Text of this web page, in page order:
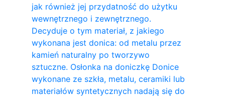
jak również jej przydatność do użytku
wewnętrznego i zewnętrznego.
Decyduje o tym materiał, z jakiego
wykonana jest donica: od metalu przez
kamień naturalny po tworzywo
sztuczne. Osłonka na doniczkę Donice
wykonane ze szkła, metalu, ceramiki lub
materiałów syntetycznych nadają się do